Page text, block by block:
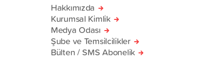
Hakkımızda
Kurumsal Kimlik
Medya Odası
Şube ve Temsilcilikler
Bülten / SMS Abonelik